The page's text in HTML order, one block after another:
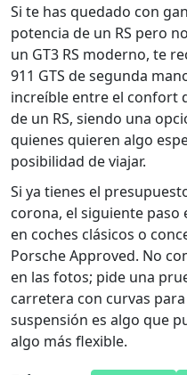
Si te has quedado con
potencia de un RS pero
un GT3 RS moderno, te
911 GTS de segunda
increíble entre el confort
de un RS, siendo una
quienes quieren algo
posibilidad de viajar.
Si ya tienes el
corona, el siguiente paso
en coches clásicos o
Porsche Approved. No
en las fotos; pide una
carretera con curvas
suspensión es algo que
algo más flexible.